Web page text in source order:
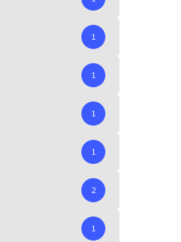
1
1
1
1
2
1